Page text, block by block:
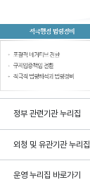
정부 관련기관 누리집
외청 및 유관기관 누리집
운영 누리집 바로가기